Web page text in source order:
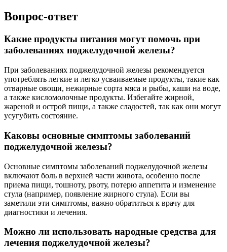
Вопрос-ответ
Какие продукты питания могут помочь при
заболеваниях поджелудочной железы?
При заболеваниях поджелудочной железы рекомендуется
употреблять легкие и легко усваиваемые продукты, такие как
отварные овощи, нежирные сорта мяса и рыбы, каши на воде,
а также кисломолочные продукты. Избегайте жирной,
жареной и острой пищи, а также сладостей, так как они могут
усугубить состояние.
Каковы основные симптомы заболеваний
поджелудочной железы?
Основные симптомы заболеваний поджелудочной железы
включают боль в верхней части живота, особенно после
приема пищи, тошноту, рвоту, потерю аппетита и изменение
стула (например, появление жирного стула). Если вы
заметили эти симптомы, важно обратиться к врачу для
диагностики и лечения.
Можно ли использовать народные средства для
лечения поджелудочной железы?